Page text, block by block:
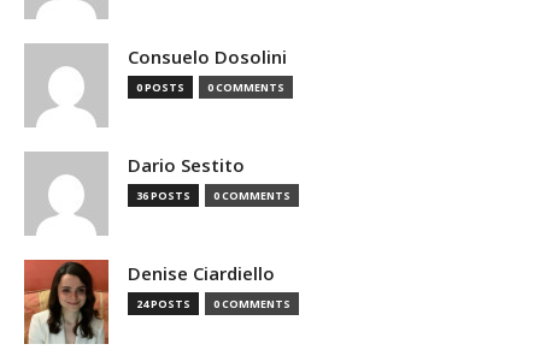
Consuelo Dosolini
0 POSTS 0 COMMENTS
Dario Sestito
36 POSTS 0 COMMENTS
Denise Ciardiello
24 POSTS 0 COMMENTS